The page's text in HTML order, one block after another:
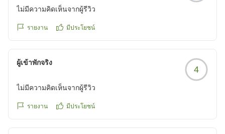
ไม่มีความคิดเห็นจากผู้รีวิว
รายงาน มีประโยชน์
ผู้เข้าพักจริง
4
ไม่มีความคิดเห็นจากผู้รีวิว
รายงาน มีประโยชน์